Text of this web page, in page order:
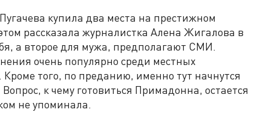
купила два места на престижном
рассказала журналистка Алена Жигалова в
а второе для мужа, предполагают СМИ.
очень популярно среди местных
того, по преданию, именно тут начнутся
к чему готовиться Примадонна, остается
не упоминала.